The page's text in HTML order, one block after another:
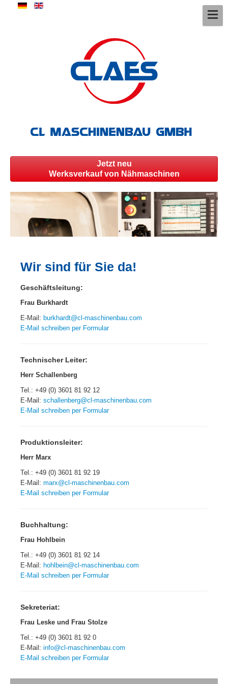
Jetzt neu
Werksverkauf von Nähmaschinen
Wir sind für Sie da!
Geschäftsleitung:
Frau Burkhardt
E-Mail: burkhardt@cl-maschinenbau.com
E-Mail schreiben per Formular
Technischer Leiter:
Herr Schallenberg
Tel.: +49 (0) 3601 81 92 12
E-Mail: schallenberg@cl-maschinenbau.com
E-Mail schreiben per Formular
Produktionsleiter:
Herr Marx
Tel.: +49 (0) 3601 81 92 19
E-Mail: marx@cl-maschinenbau.com
E-Mail schreiben per Formular
Buchhaltung:
Frau Hohlbein
Tel.: +49 (0) 3601 81 92 14
E-Mail: hohlbein@cl-maschinenbau.com
E-Mail schreiben per Formular
Sekreteriat:
Frau Leske und Frau Stolze
Tel.: +49 (0) 3601 81 92 0
E-Mail: info@cl-maschinenbau.com
E-Mail schreiben per Formular